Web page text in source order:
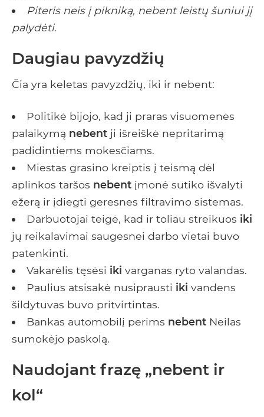
Piteris neis į pikniką, nebent leistų šuniui jį
palydėti.
Daugiau pavyzdžių
Čia yra keletas pavyzdžių, iki ir nebent:
Politikė bijojo, kad ji praras visuomenės
palaikymą nebent ji išreiškė nepritarimą
padidintiems mokesčiams.
Miestas grasino kreiptis į teismą dėl
aplinkos taršos nebent įmonė sutiko išvalyti
ežerą ir įdiegti geresnes filtravimo sistemas.
Darbuotojai teigė, kad ir toliau streikuos iki
jų reikalavimai saugesnei darbo vietai buvo
patenkinti.
Vakarėlis tęsėsi iki varganas ryto valandas.
Paulius atsisakė nusiprausti iki vandens
šildytuvas buvo pritvirtintas.
Bankas automobilį perims nebentNeilas
sumokėjo paskolą.
Naudojant frazę „nebent ir
kol“